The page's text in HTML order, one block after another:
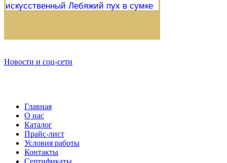
Новости и соц-сети
Главная
О нас
Каталог
Прайс-лист
Условия работы
Контакты
Сертификаты